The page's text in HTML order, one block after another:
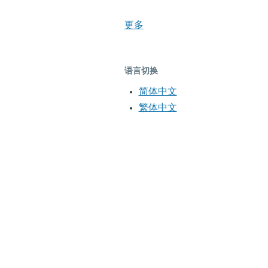
更多
语言切换
简体中文
繁体中文